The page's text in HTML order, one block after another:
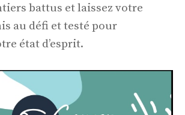
battus et laissez votre
au défi et testé pour
état d’esprit.